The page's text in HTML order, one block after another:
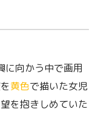
向かう中で画用
黄色で描いた女児
を抱きしめていた